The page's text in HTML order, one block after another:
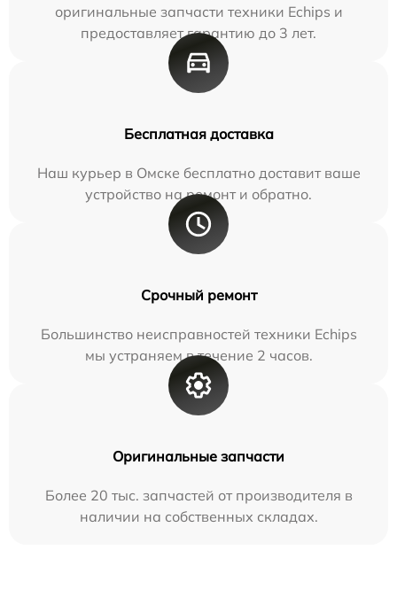
оригинальные запчасти техники Echips и
предоставляет гарантию до 3 лет.
Бесплатная доставка
Наш курьер в Омске бесплатно доставит ваше
устройство на ремонт и обратно.
Срочный ремонт
Большинство неисправностей техники Echips
мы устраняем в течение 2 часов.
Оригинальные запчасти
Более 20 тыс. запчастей от производителя в
наличии на собственных складах.